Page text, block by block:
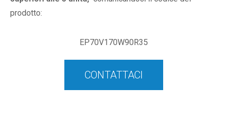
prodotto:
EP70V170W90R35
CONTATTACI